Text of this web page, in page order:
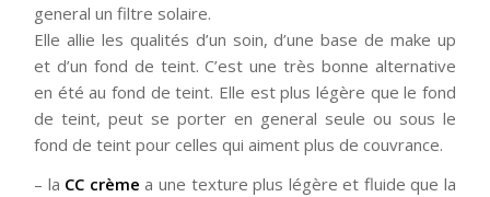
general un filtre solaire.
Elle allie les qualités d’un soin, d’une base de make up
et d’un fond de teint. C’est une très bonne alternative
en été au fond de teint. Elle est plus légère que le fond
de teint, peut se porter en general seule ou sous le
fond de teint pour celles qui aiment plus de couvrance.
– la CC crème a une texture plus légère et fluide que la